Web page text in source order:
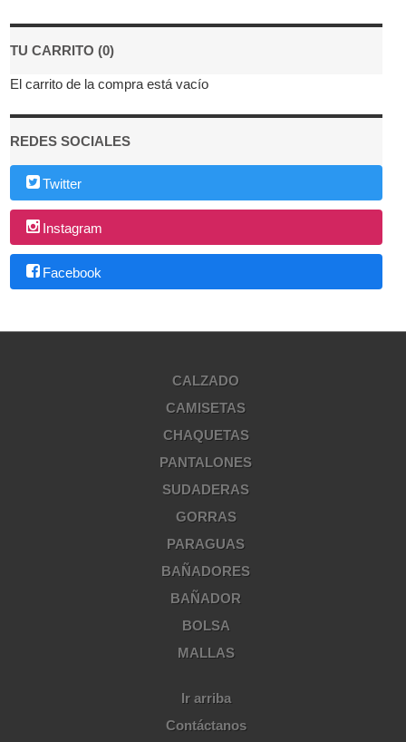
TU CARRITO (0)
El carrito de la compra está vacío
REDES SOCIALES
Twitter
Instagram
Facebook
CALZADO
CAMISETAS
CHAQUETAS
PANTALONES
SUDADERAS
GORRAS
PARAGUAS
BAÑADORES
BAÑADOR
BOLSA
MALLAS
Ir arriba
Contáctanos